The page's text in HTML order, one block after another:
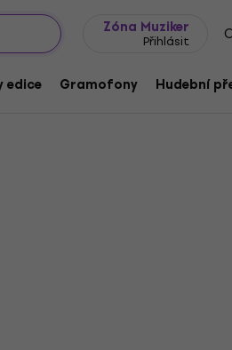
Zóna Muziker
Přihlásit
edice Gramofony Hudební